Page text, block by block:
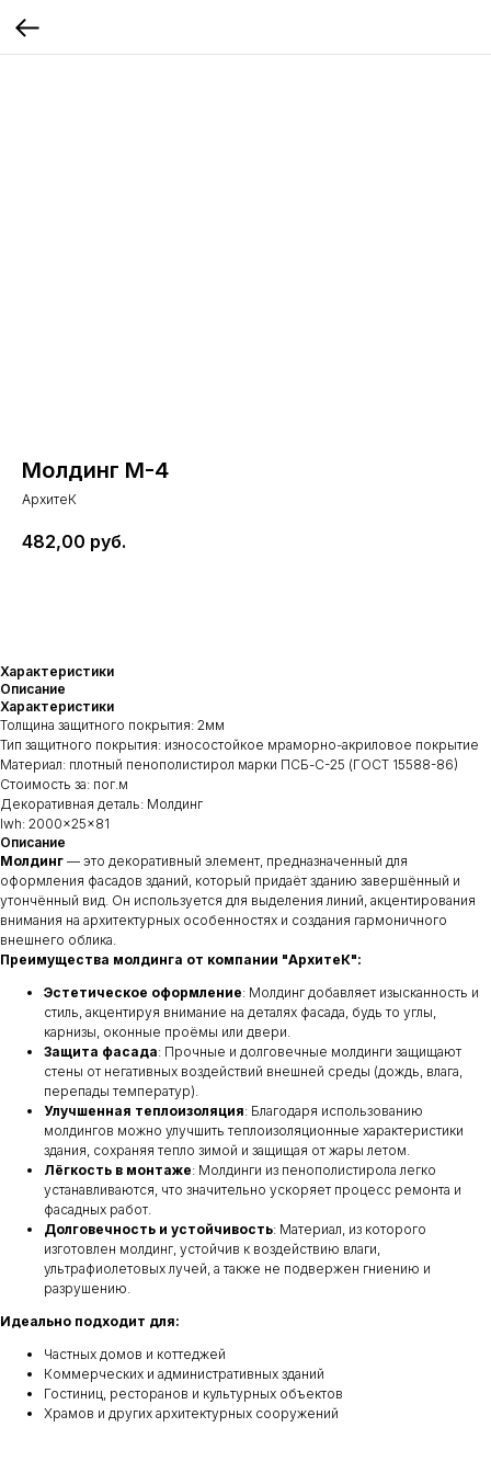
Молдинг М-4
АрхитеК
482,00 руб.
Характеристики
Описание
Характеристики
Толщина защитного покрытия: 2мм
Тип защитного покрытия: износостойкое мраморно-акриловое покрытие
Материал: плотный пенополистирол марки ПСБ-С-25 (ГОСТ 15588-86)
Стоимость за: пог.м
Декоративная деталь: Молдинг
lwh: 2000x25x81
Описание
Молдинг — это декоративный элемент, предназначенный для
оформления фасадов зданий, который придаёт зданию завершённый и
утончённый вид. Он используется для выделения линий, акцентирования
внимания на архитектурных особенностях и создания гармоничного
внешнего облика.
Преимущества молдинга от компании "АрхитеК":
Эстетическое оформление: Молдинг добавляет изысканность и
стиль, акцентируя внимание на деталях фасада, будь то углы,
карнизы, оконные проёмы или двери.
Защита фасада: Прочные и долговечные молдинги защищают
стены от негативных воздействий внешней среды (дождь, влага,
перепады температур).
Улучшенная теплоизоляция: Благодаря использованию
молдингов можно улучшить теплоизоляционные характеристики
здания, сохраняя тепло зимой и защищая от жары летом.
Лёгкость в монтаже: Молдинги из пенополистирола легко
устанавливаются, что значительно ускоряет процесс ремонта и
фасадных работ.
Долговечность и устойчивость: Материал, из которого
изготовлен молдинг, устойчив к воздействию влаги,
ультрафиолетовых лучей, а также не подвержен гниению и
разрушению.
Идеально подходит для:
Частных домов и коттеджей
Коммерческих и административных зданий
Гостиниц, ресторанов и культурных объектов
Храмов и других архитектурных сооружений